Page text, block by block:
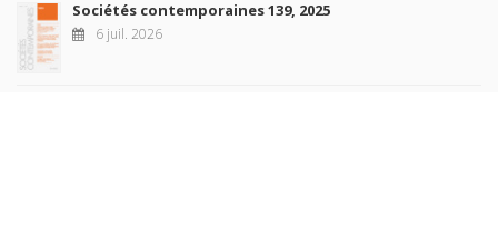
Sociétés contemporaines 139, 2025
6 juil. 2026